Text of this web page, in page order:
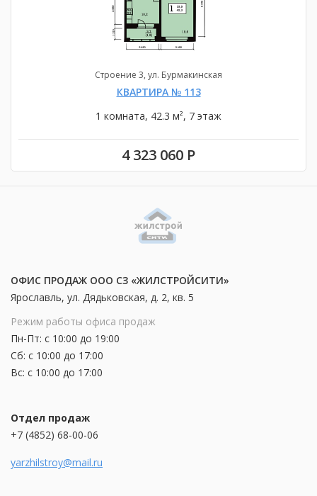
Строение 3, ул. Бурмакинская
КВАРТИРА № 113
1 комната, 42.3 м², 7 этаж
4 323 060 Р
ОФИС ПРОДАЖ ООО СЗ «ЖИЛСТРОЙСИТИ»
Ярославль, ул. Дядьковская, д. 2, кв. 5
Режим работы офиса продаж
Пн-Пт: с 10:00 до 19:00
Сб: с 10:00 до 17:00
Вс: с 10:00 до 17:00
Отдел продаж
+7 (4852) 68-00-06
yarzhilstroy@mail.ru